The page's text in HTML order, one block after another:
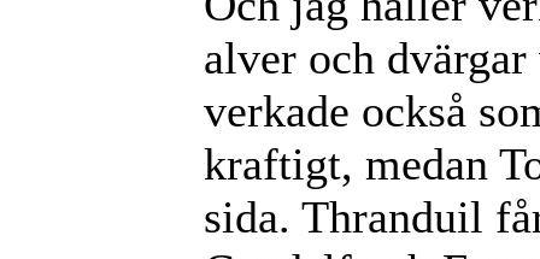
alver och
verkade också
kraftigt, medan
sida. Thranduil